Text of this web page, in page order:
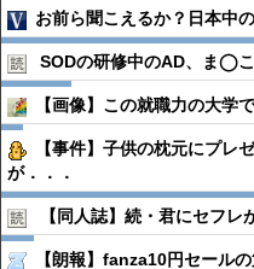
お前ら聞こえるか？日本中
SODの研修中のAD、ま◯
【画像】この就職力の大学
【事件】子供の枕元にプレ
が．．．
【同人誌】続・君にセフ
【朗報】fanza10円セール